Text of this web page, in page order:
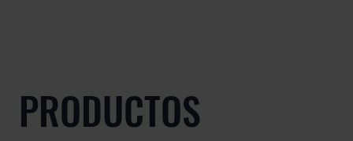
PRODUCTOS